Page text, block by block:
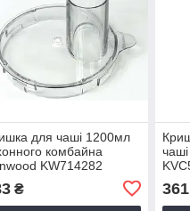
для чаші 1200мл
комбайна
KW714282
₴ 361